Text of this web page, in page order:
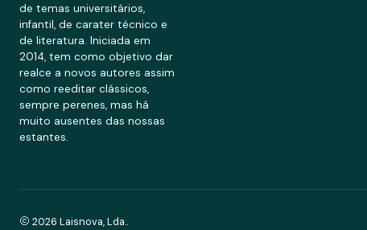
de temas universitários,
infantil, de carater técnico e
de literatura. Iniciada em
2014, tem como objetivo dar
realce a novos autores assim
como reeditar clássicos,
sempre perenes, mas há
muito ausentes das nossas
estantes.
2026 Laisnova, Lda..